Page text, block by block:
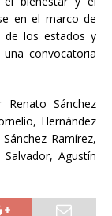
en el marco de
de los estados y
convocatoria
Sánchez
Hernández
Ramírez,
Salvador, Agustín